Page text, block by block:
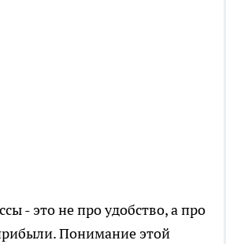
- это не про удобство, а про
Понимание этой